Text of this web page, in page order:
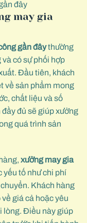
may gia
gần đâythường
có sự phối hợp
Đầu tiên, khách
về sản phẩm mong
chất liệu và số
đủ sẽ giúp xưởng
quá trình sản
xưởng may gia
yếu tố như chi phí
Khách hàng
giá cả hoặc yêu
lòng. Điều này giúp